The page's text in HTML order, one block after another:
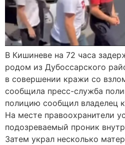
В Кишиневе на 72 часа
родом из Дубоссарского
в совершении кражи со
сообщила пресс-служба
полицию сообщил владелец
На месте правоохранители
подозреваемый проник
Затем украл несколько